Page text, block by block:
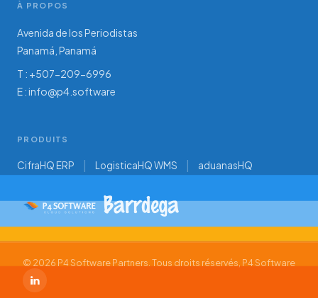
À PROPOS
Avenida de los Periodistas
Panamá, Panamá
T : +507-209-6996
E :info@p4.software
PRODUITS
CifraHQ ERP LogisticaHQ WMS aduanasHQ
© 2026 P4 Software Partners. Tous droits réservés, P4 Software